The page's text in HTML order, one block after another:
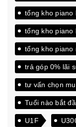
tổng kho piano
tổng kho piano
tổng kho piano
trả góp 0% lãi
tư vấn chọn
Tuổi nào bắt
U1F